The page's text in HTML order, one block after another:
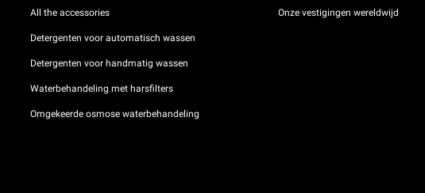
All the accessories
Detergenten voor automatisch wassen
Detergenten voor handmatig wassen
Waterbehandeling met harsfilters
Omgekeerde osmose waterbehandeling
Onze vestigingen wereldwijd